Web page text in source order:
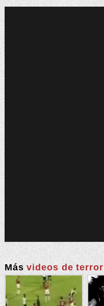
Másvideos de terror